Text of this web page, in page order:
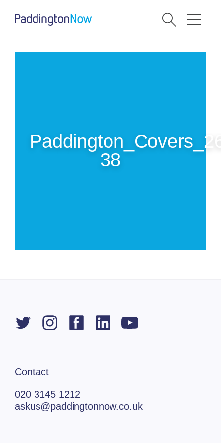
38
Contact
020 3145 1212
askus@paddingtonnow.co.uk